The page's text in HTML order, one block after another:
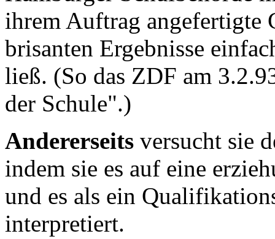
ihrem Auftrag angefertigte
brisanten Ergebnisse
ließ. (So das ZDF am
der Schule".)
Andererseits versucht sie
indem sie es auf eine
und es als ein
interpretiert.